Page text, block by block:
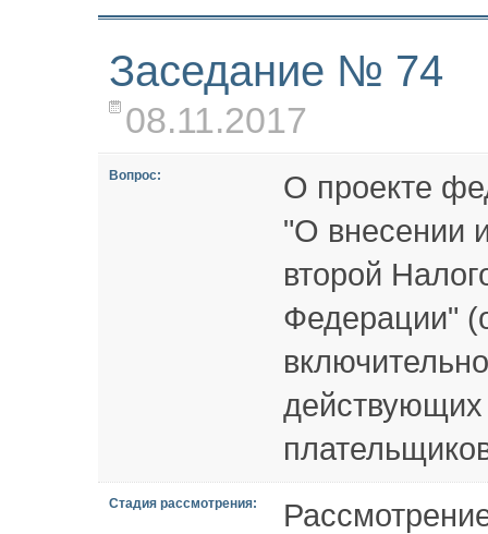
Заседание № 74
08.11.2017
Вопрос:
О проекте
"О внесении
второй
Федерации"
действующих
Стадия рассмотрения: